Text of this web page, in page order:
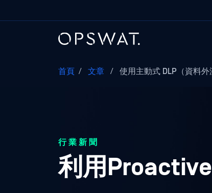
首頁 / 文章 / 使用主動式 DLP（資料
行業新聞
利用